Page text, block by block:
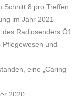
8 pro Treffen
im Jahr 2021
Radiosenders Ö1
und
eine „Caring
2020